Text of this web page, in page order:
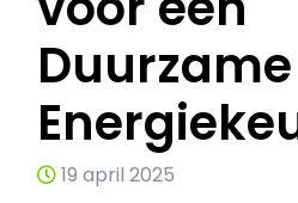
Duurzame
19 april 2025